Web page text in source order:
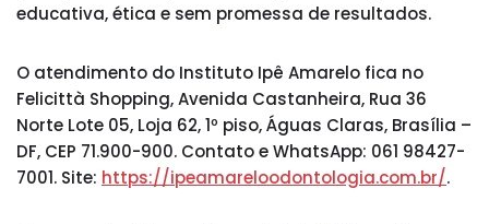
educativa, ética e sem promessa de resultados.
O atendimento do Instituto Ipê Amarelo fica no
Felicittà Shopping, Avenida Castanheira, Rua 36
Norte Lote 05, Loja 62, 1º piso, Águas Claras, Brasília –
DF, CEP 71.900-900. Contato e WhatsApp: 061 98427-
7001. Site: https://ipeamareloodontologia.com.br/.